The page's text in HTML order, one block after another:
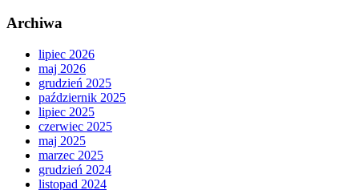
Archiwa
lipiec 2026
maj 2026
grudzień 2025
październik 2025
lipiec 2025
czerwiec 2025
maj 2025
marzec 2025
grudzień 2024
listopad 2024